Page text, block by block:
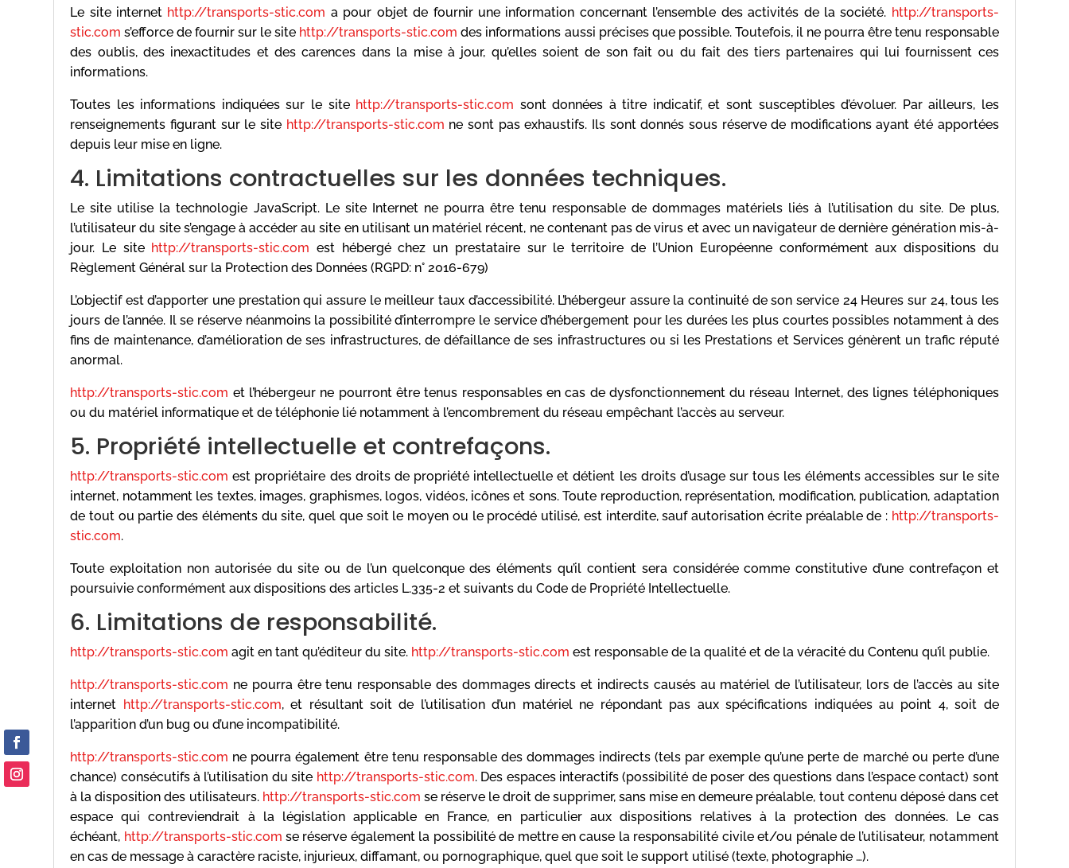
Le site internet http://transports-stic.com a pour objet de fournir une information concernant l’ensemble des activités de la société. http://transports-
stic.com s’efforce de fournir sur le site http://transports-stic.com des informations aussi précises que possible. Toutefois, il ne pourra être tenu responsable
des oublis, des inexactitudes et des carences dans la mise à jour, qu’elles soient de son fait ou du fait des tiers partenaires qui lui fournissent ces
informations.
Toutes les informations indiquées sur le site http://transports-stic.com sont données à titre indicatif, et sont susceptibles d’évoluer. Par ailleurs, les
renseignements figurant sur le site http://transports-stic.com ne sont pas exhaustifs. Ils sont donnés sous réserve de modifications ayant été apportées
depuis leur mise en ligne.
4. Limitations contractuelles sur les données techniques.
Le site utilise la technologie JavaScript. Le site Internet ne pourra être tenu responsable de dommages matériels liés à l’utilisation du site. De plus,
l’utilisateur du site s’engage à accéder au site en utilisant un matériel récent, ne contenant pas de virus et avec un navigateur de dernière génération mis-à-
jour. Le site http://transports-stic.com est hébergé chez un prestataire sur le territoire de l’Union Européenne conformément aux dispositions du
Règlement Général sur la Protection des Données (RGPD: n° 2016-679)
L’objectif est d’apporter une prestation qui assure le meilleur taux d’accessibilité. L’hébergeur assure la continuité de son service 24 Heures sur 24, tous les
jours de l’année. Il se réserve néanmoins la possibilité d’interrompre le service d’hébergement pour les durées les plus courtes possibles notamment à des
fins de maintenance, d’amélioration de ses infrastructures, de défaillance de ses infrastructures ou si les Prestations et Services génèrent un trafic réputé
anormal.
http://transports-stic.com et l’hébergeur ne pourront être tenus responsables en cas de dysfonctionnement du réseau Internet, des lignes téléphoniques
ou du matériel informatique et de téléphonie lié notamment à l’encombrement du réseau empêchant l’accès au serveur.
5. Propriété intellectuelle et contrefaçons.
http://transports-stic.com est propriétaire des droits de propriété intellectuelle et détient les droits d’usage sur tous les éléments accessibles sur le site
internet, notamment les textes, images, graphismes, logos, vidéos, icônes et sons. Toute reproduction, représentation, modification, publication, adaptation
de tout ou partie des éléments du site, quel que soit le moyen ou le procédé utilisé, est interdite, sauf autorisation écrite préalable de : http://transports-
stic.com.
Toute exploitation non autorisée du site ou de l’un quelconque des éléments qu’il contient sera considérée comme constitutive d’une contrefaçon et
poursuivie conformément aux dispositions des articles L.335-2 et suivants du Code de Propriété Intellectuelle.
6. Limitations de responsabilité.
http://transports-stic.com agit en tant qu’éditeur du site. http://transports-stic.com est responsable de la qualité et de la véracité du Contenu qu’il publie.
http://transports-stic.com ne pourra être tenu responsable des dommages directs et indirects causés au matériel de l’utilisateur, lors de l’accès au site
internet http://transports-stic.com, et résultant soit de l’utilisation d’un matériel ne répondant pas aux spécifications indiquées au point 4, soit de
l’apparition d’un bug ou d’une incompatibilité.
http://transports-stic.com ne pourra également être tenu responsable des dommages indirects (tels par exemple qu’une perte de marché ou perte d’une
chance) consécutifs à l’utilisation du site http://transports-stic.com. Des espaces interactifs (possibilité de poser des questions dans l’espace contact) sont
à la disposition des utilisateurs. http://transports-stic.com se réserve le droit de supprimer, sans mise en demeure préalable, tout contenu déposé dans cet
espace qui contreviendrait à la législation applicable en France, en particulier aux dispositions relatives à la protection des données. Le cas
échéant, http://transports-stic.com se réserve également la possibilité de mettre en cause la responsabilité civile et/ou pénale de l’utilisateur, notamment
en cas de message à caractère raciste, injurieux, diffamant, ou pornographique, quel que soit le support utilisé (texte, photographie …).